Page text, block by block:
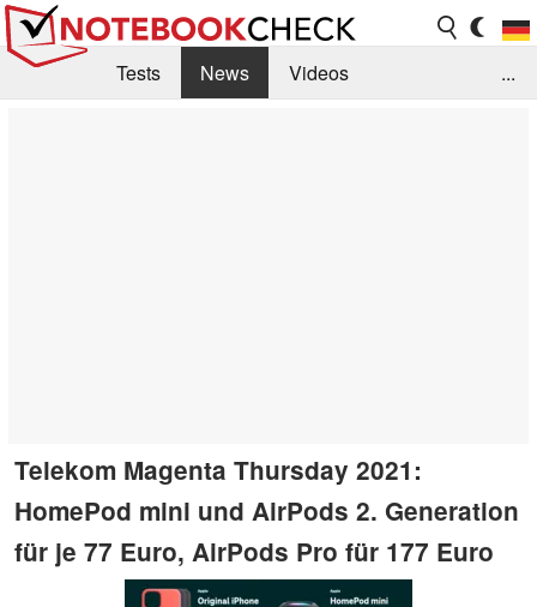
Tests News
Videos
...
Telekom Magenta Thursday 2021:
HomePod mini und AirPods 2. Generation
für je 77 Euro, AirPods Pro für 177 Euro